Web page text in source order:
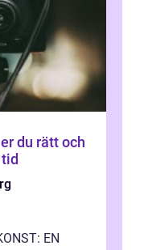
du rätt och
EN